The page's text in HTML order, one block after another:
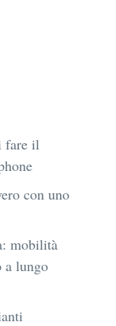
fare il
con uno
mobilità
a lungo